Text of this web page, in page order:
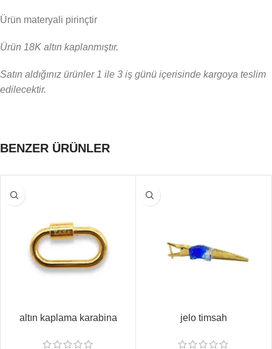
Ürün materyali pirinçtir
Ürün 18K altın kaplanmıştır.
Satın aldığınız ürünler 1 ile 3 iş günü içerisinde kargoya teslim
edilecektir.
BENZER ÜRÜNLER
altın kaplama karabina jelo timsah